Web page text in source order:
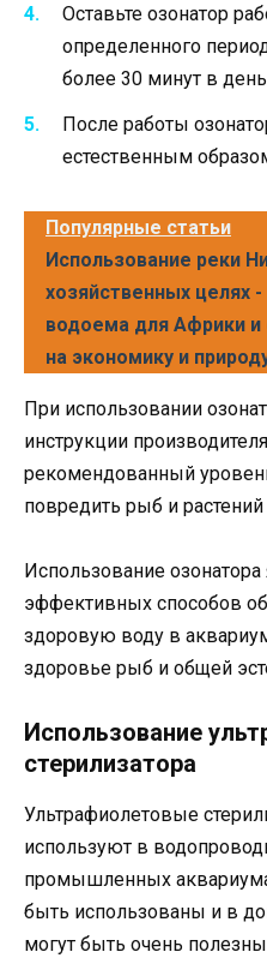
Оставьте озонатор
определенного
более 30 минут в
После работы
естественным
Популярные статьи
Использование реки
хозяйственных целях -
водоема для Африки и
на экономику и
При использовании
инструкции
рекомендованный
повредить рыб и
Использование
эффективных способов
здоровую воду в
здоровье рыб и общей
Использование
стерилизатора
Ультрафиолетовые
используют в
промышленных
быть использованы и в
могут быть очень